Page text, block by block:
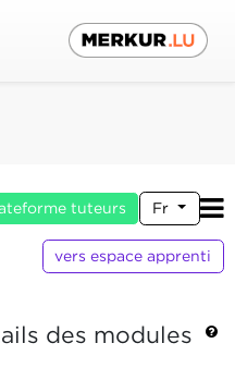
tuteurs Fr
vers espace apprenti
des modules